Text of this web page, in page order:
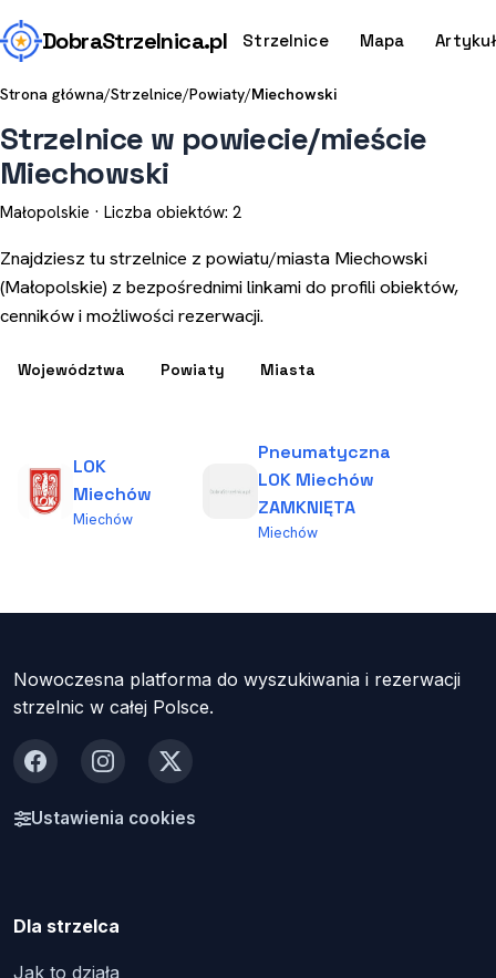
DobraStrzelnica.pl Strzelnice Mapa
Strona główna/Strzelnice/Powiaty/Miechowski
Strzelnice w powiecie/mieście
Miechowski
Małopolskie · Liczba obiektów: 2
Znajdziesz tu strzelnice z powiatu/miasta Miechowski
(Małopolskie) z bezpośrednimi linkami do profili obiektów,
cenników i możliwości rezerwacji.
Województwa Powiaty Miasta
LOK
Miechów
Miechów
Pneumatyczna
LOK Miechów
ZAMKNIĘTA
Miechów
Nowoczesna platforma do wyszukiwania i rezerwacji
strzelnic w całej Polsce.
FacebookInstagram
X
Ustawienia cookies
Dla strzelca
Jak to działa